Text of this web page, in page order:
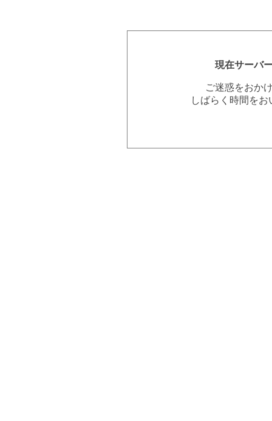
現在サーバ
ご迷惑をおか
しばらく時間を